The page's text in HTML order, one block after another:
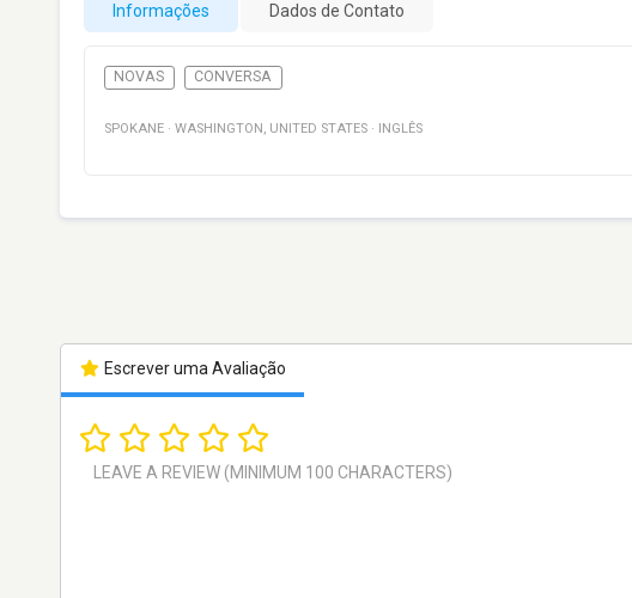
Informações Dados de Contato
NOVAS CONVERSA
SPOKANE · WASHINGTON , UNITED STATES · INGLÊS
Escrever uma Avaliação